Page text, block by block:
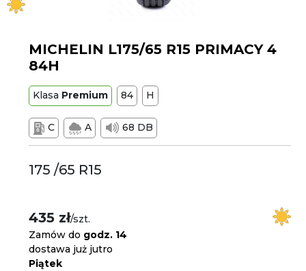
MICHELIN L175/65 R15 PRIMACY 4
84H
Klasa Premium 84 H
C A 68 DB
175 /65 R15
435 zł/szt.
Zamów do godz. 14
dostawa już jutro
Piątek